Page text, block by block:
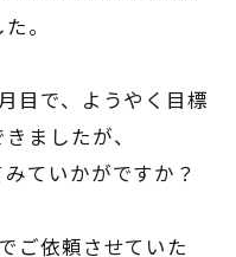
。
目で、ようやく目標
ましたが、
ていかがですか？
ご依頼させていた